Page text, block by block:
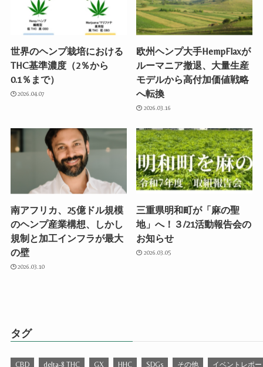
世界のヘンプ栽培における
THC基準濃度（2％から
0.1％まで）
2026.04.07
欧州ヘンプ大手HempFlaxが
ルーマニア撤退、大量生産
モデルから高付加価値戦略
へ転換
2026.03.16
南アフリカ、25億ドル規模
のヘンプ産業構想、しかし
規制と加工インフラが最大
の壁
2026.03.10
三重県明和町が「麻の聖
地」へ！３/21活動報告会の
お知らせ
2026.03.05
タグ
CBD delta-8 THC GX HHC SDGs その他 イベントレポ